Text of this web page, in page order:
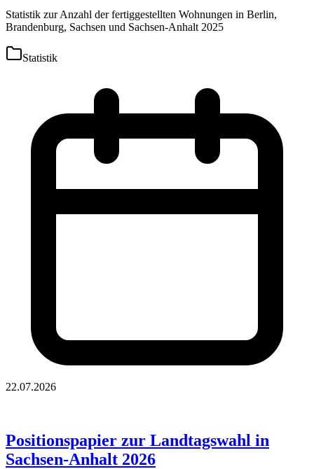
Statistik zur Anzahl der fertiggestellten Wohnungen in Berlin,
Brandenburg, Sachsen und Sachsen-Anhalt 2025
Statistik
22.07.2026
Positionspapier zur Landtagswahl in
Sachsen-Anhalt 2026